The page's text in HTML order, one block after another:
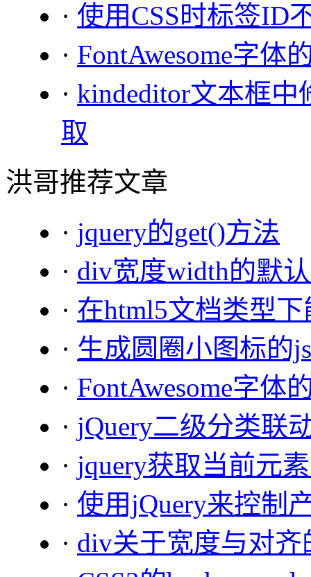
· 使用CSS时标签ID
· FontAwesome字体
· kindeditor文本框中
取
洪哥推荐文章
· jquery的get()方法
· div宽度width的默
· 在html5文档类型
· 生成圆圈小图标的
· FontAwesome字体
· jQuery二级分类联
· jquery获取当前元
· 使用jQuery来控制
· div关于宽度与对齐